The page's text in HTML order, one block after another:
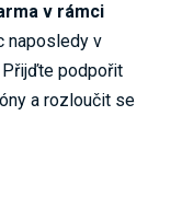
v rámci
naposledy v
Přijďte podpořit
a rozloučit se